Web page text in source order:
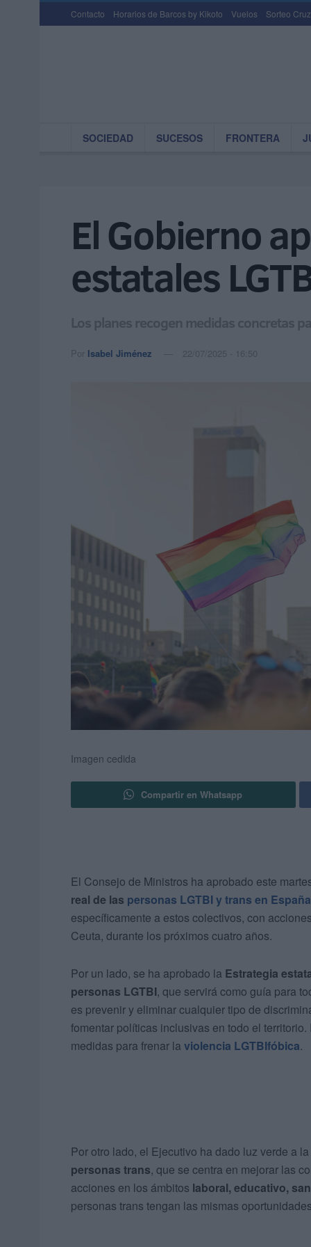
Contacto Horarios de Barcos by Kikoto Vuelos Sorteo
SOCIEDAD SUCESOS FRONTERA
El Gobierno
estatales
Los planes recogen medidas concretas
Por Isabel Jiménez 22/07/2025 - 16:50
Imagen cedida
Compartir en Whatsapp
El Consejo de Ministros ha aprobado este
real de las personas LGTBI y trans en España
específicamente a estos colectivos, con
Ceuta, durante los próximos cuatro años.
Por un lado, se ha aprobado la Estrategia
personas LGTBI, que servirá como guía para
es prevenir y eliminar cualquier tipo de
fomentar políticas inclusivas en todo el
medidas para frenar la violencia LGTBIfóbica.
Por otro lado, el Ejecutivo ha dado luz verde a la
personas trans, que se centra en mejorar las
acciones en los ámbitos laboral, educativo,
personas trans tengan las mismas